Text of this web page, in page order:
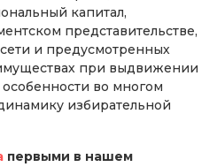
капитал,
представительстве,
и предусмотренных
при выдвижении
во многом
избирательной
первыми в нашем